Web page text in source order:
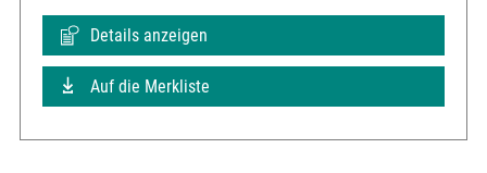
Details anzeigen
Auf die Merkliste